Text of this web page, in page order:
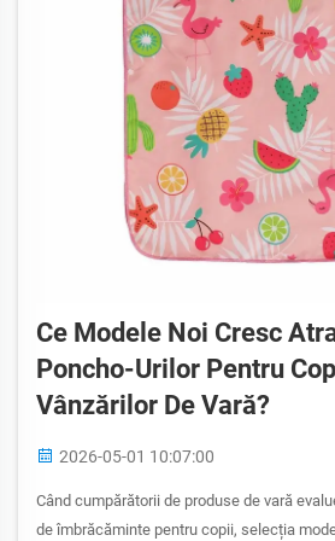
Ce Modele Noi Cresc
Poncho-Urilor Pentru
Vânzărilor De Vară?
2026-05-01 10:07:00
Când cumpărătorii de produse de vară
de îmbrăcăminte pentru copii, selecția